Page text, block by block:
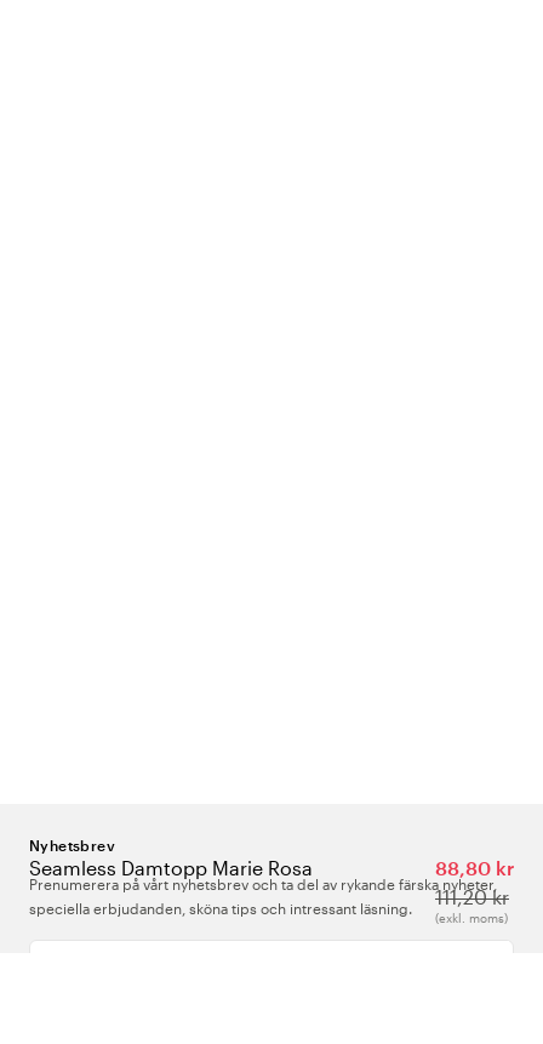
Seamless Damtopp Marie Rosa
88,80 kr
111,20 kr
(exkl. moms)
Nyhetsbrev
Prenumerera på vårt nyhetsbrev och ta del av rykande färska nyheter,
speciella erbjudanden, sköna tips och intressant läsning.
Ange din e-postadress